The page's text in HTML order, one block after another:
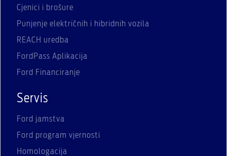
Cjenici i brošure
Punjenje električnih i hibridnih vozila
REACH uredba
FordPass Aplikacija
Ford Financiranje
Servis
Ford jamstva
Ford program vjernosti
Homologacija